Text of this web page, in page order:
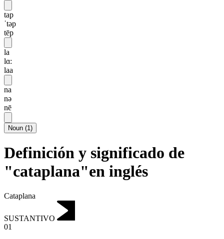
tap
ˈtəp
tēp
la
lɑ:
laa
na
nə
nē
Noun (1)
Definición y significado de
"cataplana"en inglés
Cataplana
SUSTANTIVO
01